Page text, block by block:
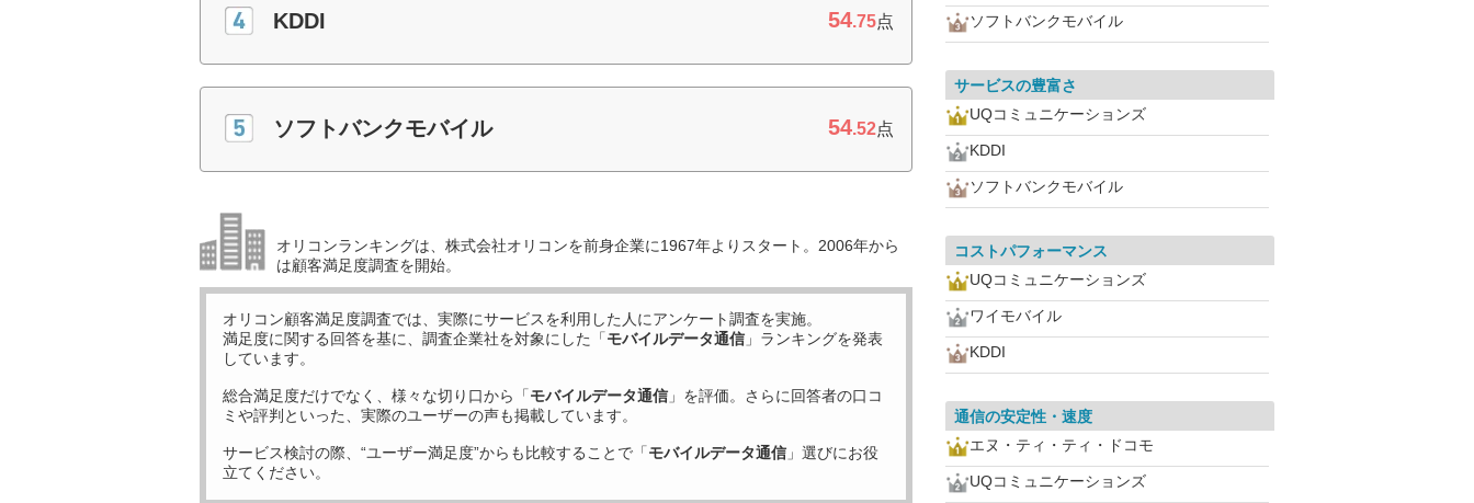
KDDI 54.75点
ソフトバンクモバイル 54.52点
オリコンランキングは、株式会社オリコンを前身企業に1967年よりスタート。2006年から
は顧客満足度調査を開始。
オリコン顧客満足度調査では、実際にサービスを利用した 人にアンケート調査を実施。
満足度に関する回答を基に、調査企業社を対象にした「モバイルデータ通信 」ランキングを発表
しています。
総合満足度だけでなく、様々な切り口から「モバイルデータ通信 」を評価。さらに回答者の口コ
ミや評判といった、実際のユーザーの声も掲載しています。
サービス検討の際、“ユーザー満足度”からも比較することで「モバイルデータ通信 」選びにお役
立てください。
ソフトバンクモバイル
サービスの豊富さ
UQコミュニケーションズ
KDDI
ソフトバンクモバイル
コストパフォーマンス
UQコミュニケーションズ
ワイモバイル
KDDI
通信の安定性・速度
エヌ・ティ・ティ・ドコモ
UQコミュニケーションズ